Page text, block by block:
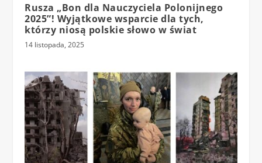
Rusza „Bon dla Nauczyciela Polonijnego
2025”! Wyjątkowe wsparcie dla tych,
którzy niosą polskie słowo w świat
14 listopada, 2025